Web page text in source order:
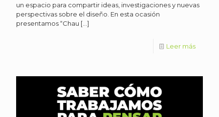
un espacio para compartir ideas, investigaciones y nuevas
perspectivas sobre el diseño. En esta ocasión
presentamos “Chau […]
Leer más